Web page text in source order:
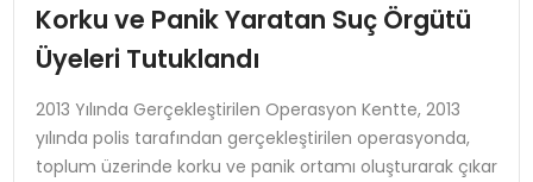
GÜNDEM
MAGAZIN
SAĞLIK
Korku ve Panik Yaratan Suç Örgütü
Üyeleri Tutuklandı
2013 Yılında Gerçekleştirilen Operasyon Kentte, 2013
yılında polis tarafından gerçekleştirilen operasyonda,
toplum üzerinde korku ve panik ortamı oluşturarak çıkar